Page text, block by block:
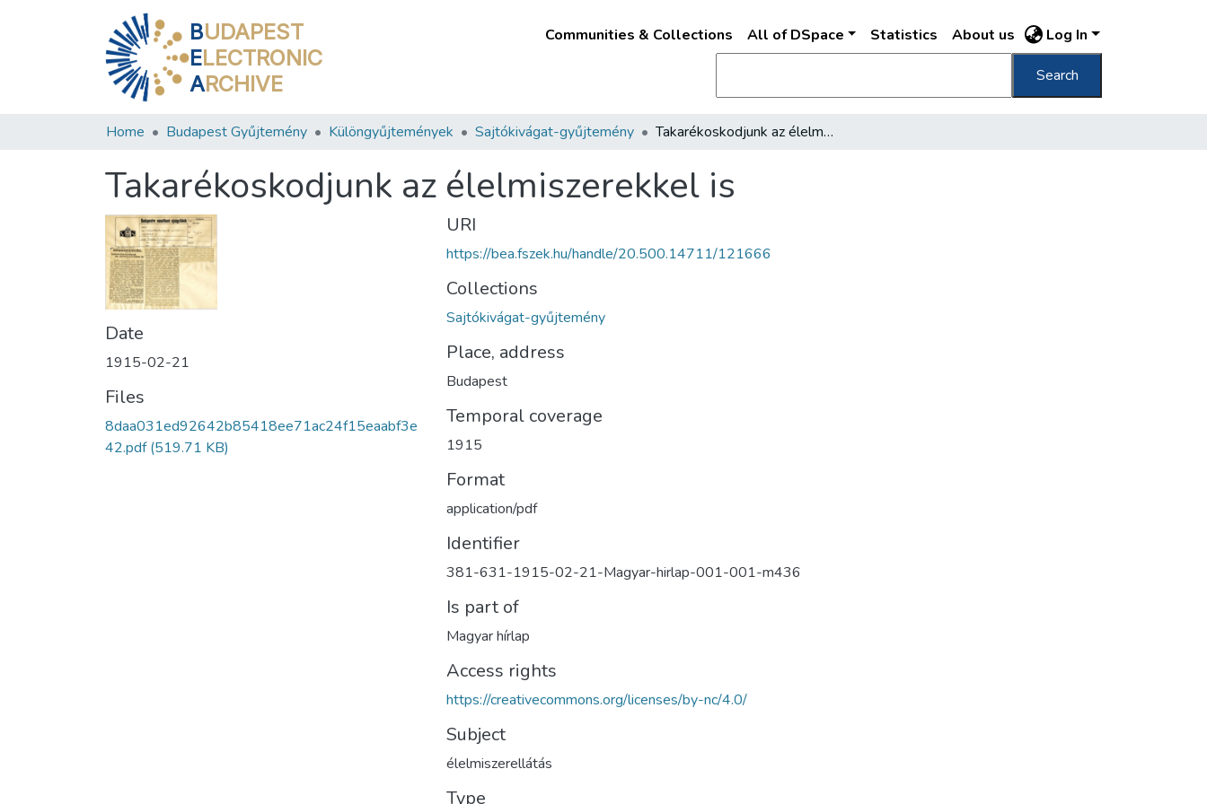
BUDAPEST
ELECTRONIC
ARCHIVE
Communities & Collections All of DSpace Statistics About us Log In
Search
Home Budapest Gyűjtemény Különgyűjtemények Sajtókivágat-gyűjtemény Takarékoskodjunk az élelmiszerekkel is
Takarékoskodjunk az élelmiszerekkel is
Date
1915-02-21
Files
8daa031ed92642b85418ee71ac24f15eaabf3e
42.pdf(519.71 KB)
URI
https://bea.fszek.hu/handle/20.500.14711/121666
Collections
Sajtókivágat-gyűjtemény
Place, address
Budapest
Temporal coverage
1915
Format
application/pdf
Identifier
381-631-1915-02-21-Magyar-hirlap-001-001-m436
Is part of
Magyar hírlap
Access rights
https://creativecommons.org/licenses/by-nc/4.0/
Subject
élelmiszerellátás
Type